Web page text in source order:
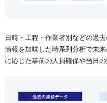
日時・工程・作業者別などの過
情報を加味した時系列分析で未
に応じた事前の人員確保や当日